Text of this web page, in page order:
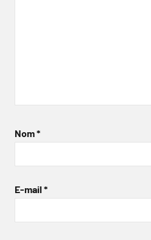
Nom*
E-mail *